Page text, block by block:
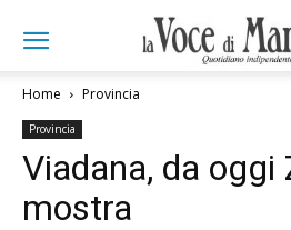
Home Provincia
Provincia
Viadana, da oggi
mostra